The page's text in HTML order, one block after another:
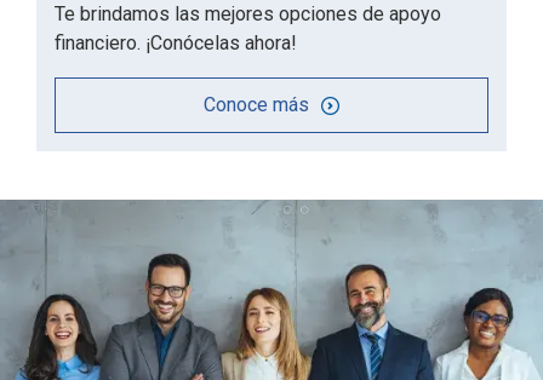
Te brindamos las mejores opciones de apoyo
financiero. ¡Conócelas ahora!
Conoce más